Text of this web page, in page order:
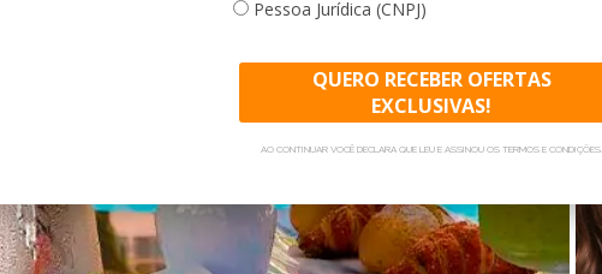
Pessoa Jurídica (CNPJ)
QUERO RECEBER OFERTAS
EXCLUSIVAS!
AO CONTINUAR VOCÊ DECLARA QUE LEU E ASSINOU OS TERMOS E CONDIÇÕES.